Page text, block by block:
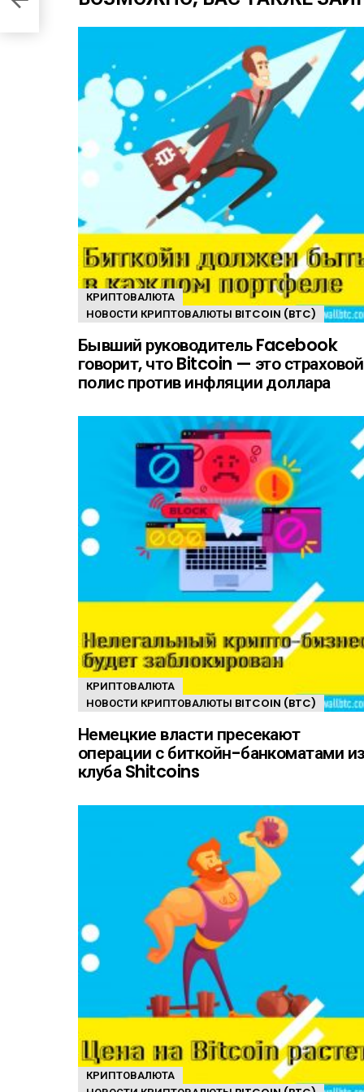
КРИПТОВАЛЮТА
НОВОСТИ КРИПТОВАЛЮТЫ BITCOIN (BTC)
Бывший руководитель Facebook
говорит, что Bitcoin — это страховой
полис против инфляции доллара
КРИПТОВАЛЮТА
НОВОСТИ КРИПТОВАЛЮТЫ BITCOIN (BTC)
Немецкие власти пресекают
операции с биткойн-банкоматами из
клуба Shitcoins
КРИПТОВАЛЮТА